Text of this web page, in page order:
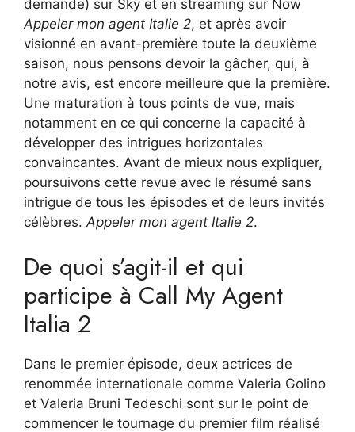
demande) sur Sky et en streaming sur Now
Appeler mon agent Italie 2, et après avoir
visionné en avant-première toute la deuxième
saison, nous pensons devoir la gâcher, qui, à
notre avis, est encore meilleure que la première.
Une maturation à tous points de vue, mais
notamment en ce qui concerne la capacité à
développer des intrigues horizontales
convaincantes. Avant de mieux nous expliquer,
poursuivons cette revue avec le résumé sans
intrigue de tous les épisodes et de leurs invités
célèbres.Appeler mon agent Italie 2.
De quoi s’agit-il et qui
participe à Call My Agent
Italia 2
Dans le premier épisode, deux actrices de
renommée internationale comme Valeria Golino
et Valeria Bruni Tedeschi sont sur le point de
commencer le tournage du premier film réalisé